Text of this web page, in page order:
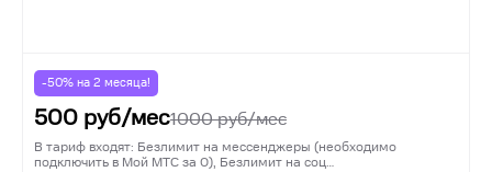
-50% на 2 месяца!
500 руб/мес1000руб/мес
В тариф входят: Безлимит на мессенджеры (необходимо
подключить в Мой МТС за 0), Безлимит на соц…